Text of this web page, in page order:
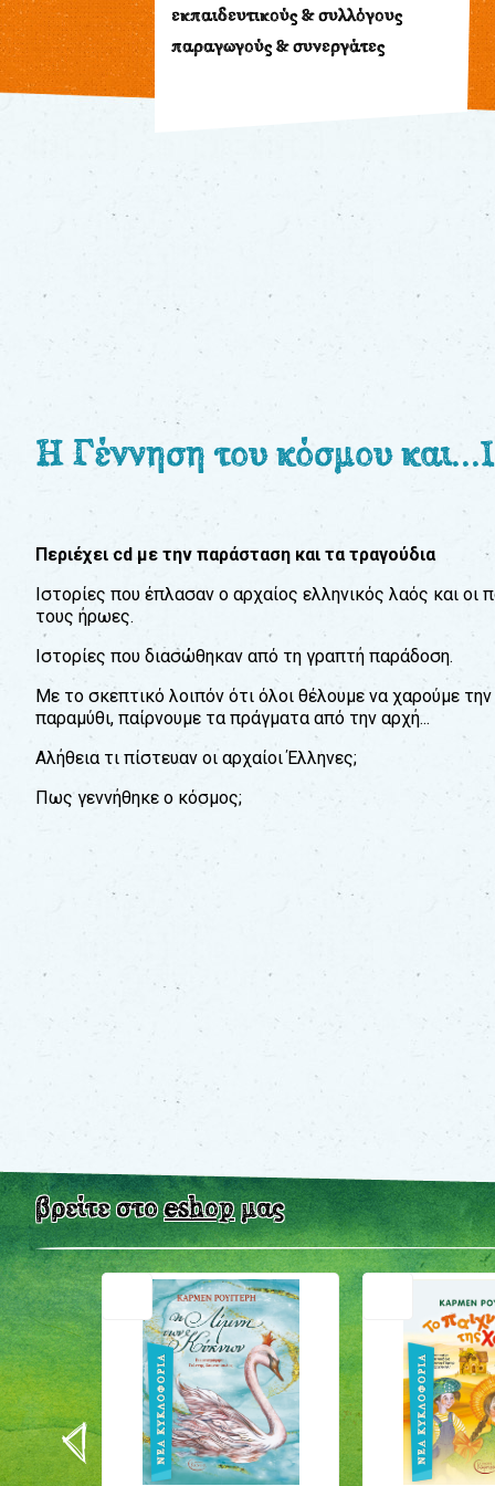
εκπαιδευτικούς & συλλόγους
παραγωγούς & συνεργάτες
Η Γέννηση του κόσμου
Περιέχει cd με την παράσταση και τα τραγούδια
Ιστορίες που έπλασαν ο αρχαίος ελληνικός λαός και οι
τους ήρωες.
Ιστορίες που διασώθηκαν από τη γραπτή παράδοση.
Με το σκεπτικό λοιπόν ότι όλοι θέλουμε να χαρούμε
παραμύθι, παίρνουμε τα πράγματα από την αρχή...
Αλήθεια τι πίστευαν οι αρχαίοι Έλληνες;
Πως γεννήθηκε ο κόσμος;
βρείτε στοeshopμας
Παρακολούθηση
παραγγελίας
γονείς
συλλόγους
συνεργάτες